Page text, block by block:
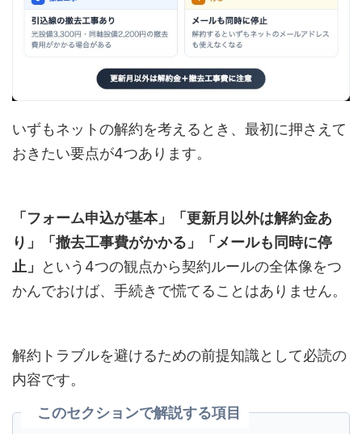
いずもネットの解約を考えるとき、最初に押さえて
おきたい要点が4つあります。
「フォーム申込が基本」「更新月以外は解約金あ
り」「撤去工事費がかかる」「メールも同時に停
止」
という4つの観点から契約ルールの全体像をつ
かんでおけば、手続きで慌てることはありません。
解約トラブルを避けるための前提知識として必読の
内容です。
このセクションで解説する項目